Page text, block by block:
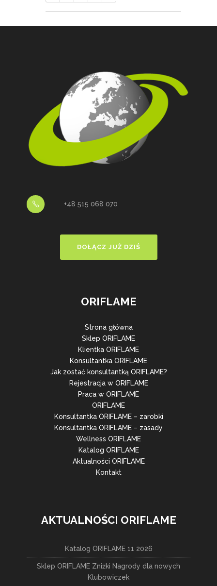
+48 515 068 070
DOŁĄCZ JUŻ DZIŚ
ORIFLAME
Strona główna
Sklep ORIFLAME
Klientka ORIFLAME
Konsultantka ORIFLAME
Jak zostać konsultantką ORIFLAME?
Rejestracja w ORIFLAME
Praca w ORIFLAME
ORIFLAME
Konsultantka ORIFLAME – zarobki
Konsultantka ORIFLAME – zasady
Wellness ORIFLAME
Katalog ORIFLAME
Aktualności ORIFLAME
Kontakt
AKTUALNOŚCI ORIFLAME
Katalog ORIFLAME 11 2026
Sklep ORIFLAME Zniżki Nagrody dla nowych
Klubowiczek